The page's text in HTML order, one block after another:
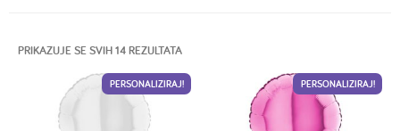
PRIKAZUJE SE SVIH 14 REZULTATA
PERSONALIZIRAJ! PERSONALIZIRAJ!